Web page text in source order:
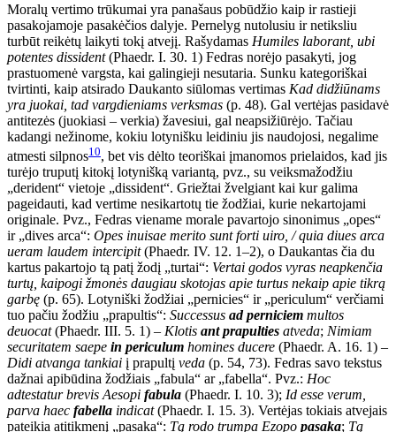
Moralų vertimo trūkumai yra panašaus pobūdžio kaip ir rastieji
pasakojamoje pasakėčios dalyje. Pernelyg nutolusiu ir netiksliu
turbūt reikėtų laikyti tokį atvejį. Rašydamas Humiles laborant, ubi
potentes dissident(Phaedr. I. 30. 1) Fedras norėjo pasakyti, jog
prastuomenė vargsta, kai galingieji nesutaria. Sunku kategoriškai
tvirtinti, kaip atsirado Daukanto siūlomas vertimas Kad didžiūnams
yra juokai, tad vargdieniams verksmas (p. 48). Gal vertėjas pasidavė
antitezės (juokiasi – verkia) žavesiui, gal neapsižiūrėjo. Tačiau
kadangi nežinome, kokiu lotynišku leidiniu jis naudojosi, negalime
atmesti silpnos10, bet vis dėlto teoriškai įmanomos prielaidos, kad jis
turėjo truputį kitokį lotynišką variantą, pvz., su veiksmažodžiu
„derident“ vietoje „dissident“. Griežtai žvelgiant kai kur galima
pageidauti, kad vertime nesikartotų tie žodžiai, kurie nekartojami
originale. Pvz., Fedras viename morale pavartojo sinonimus „opes“
ir „dives arca“: Opes inuisae merito sunt forti uiro, / quia diues arca
ueram laudem intercipit(Phaedr. IV. 12. 1–2), o Daukantas čia du
kartus pakartojo tą patį žodį „turtai“: Vertai godos vyras neapkenčia
turtų, kaipogi žmonės daugiau skotojas apie turtus nekaip apie tikrą
garbę (p. 65). Lotyniški žodžiai „pernicies“ ir „periculum“ verčiami
tuo pačiu žodžiu „prapultis“: Successus ad perniciem multos
deuocat(Phaedr. III. 5. 1) – Klotis ant prapulties atveda; Nimiam
securitatem saepe in periculum homines ducere (Phaedr. A. 16. 1) –
Didi atvanga tankiai į prapultį veda (p. 54, 73). Fedras savo tekstus
dažnai apibūdina žodžiais „fabula“ ar „fabella“. Pvz.: Hoc
adtestatur brevis Aesopi fabula (Phaedr. I. 10. 3); Id esse verum,
parva haec fabella indicat(Phaedr. I. 15. 3). Vertėjas tokiais atvejais
pateikia atitikmenį „pasaka“: Tą rodo trumpa Ezopo pasaka; Tą